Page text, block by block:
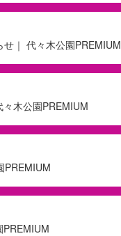
｜ 代々木公園PREMIUM
木公園PREMIUM
PREMIUM
PREMIUM